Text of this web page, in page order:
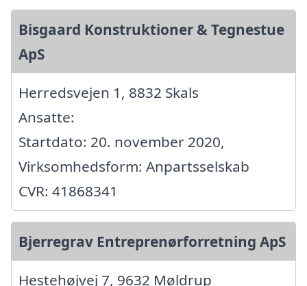
Bisgaard Konstruktioner & Tegnestue
ApS
Herredsvejen 1, 8832 Skals
Ansatte:
Startdato: 20. november 2020,
Virksomhedsform: Anpartsselskab
CVR: 41868341
Bjerregrav Entreprenørforretning ApS
Hestehøjvej 7, 9632 Møldrup